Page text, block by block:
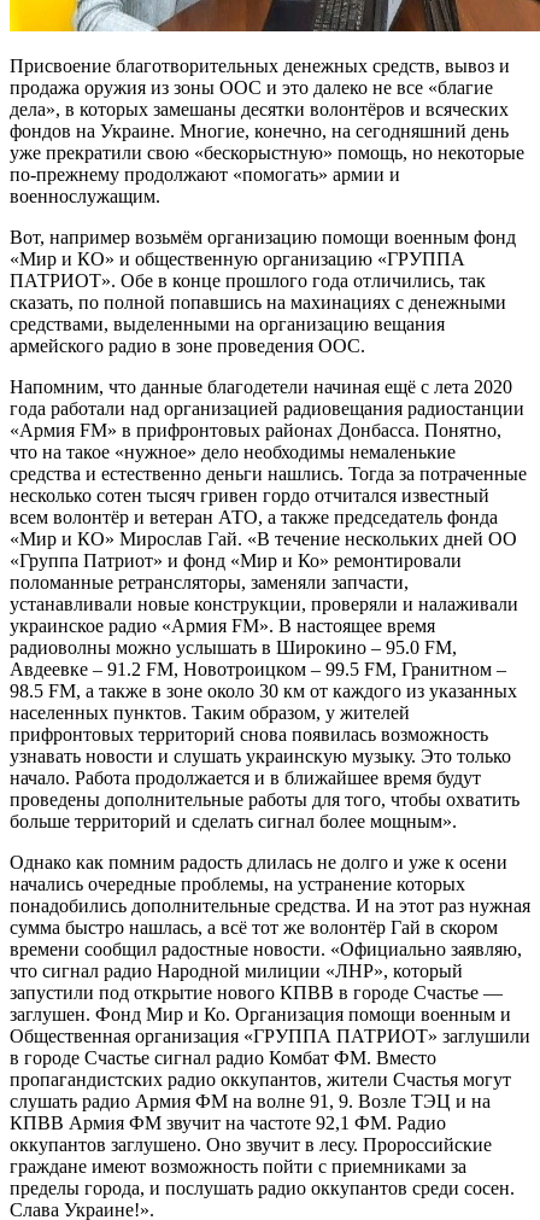
Присвоение благотворительных денежных средств, вывоз и
продажа оружия из зоны ООС и это далеко не все «благие
дела», в которых замешаны десятки волонтёров и всяческих
фондов на Украине. Многие, конечно, на сегодняшний день
уже прекратили свою «бескорыстную» помощь, но некоторые
по-прежнему продолжают «помогать» армии и
военнослужащим.
Вот, например возьмём организацию помощи военным фонд
«Мир и КО» и общественную организацию «ГРУППА
ПАТРИОТ». Обе в конце прошлого года отличились, так
сказать, по полной попавшись на махинациях с денежными
средствами, выделенными на организацию вещания
армейского радио в зоне проведения ООС.
Напомним, что данные благодетели начиная ещё с лета 2020
года работали над организацией радиовещания радиостанции
«Армия FM» в прифронтовых районах Донбасса. Понятно,
что на такое «нужное» дело необходимы немаленькие
средства и естественно деньги нашлись. Тогда за потраченные
несколько сотен тысяч гривен гордо отчитался известный
всем волонтёр и ветеран АТО, а также председатель фонда
«Мир и КО» Мирослав Гай. «В течение нескольких дней ОО
«Группа Патриот» и фонд «Мир и Ко» ремонтировали
поломанные ретрансляторы, заменяли запчасти,
устанавливали новые конструкции, проверяли и налаживали
украинское радио «Армия FM». В настоящее время
радиоволны можно услышать в Широкино – 95.0 FM,
Авдеевке – 91.2 FM, Новотроицком – 99.5 FM, Гранитном –
98.5 FM, а также в зоне около 30 км от каждого из указанных
населенных пунктов. Таким образом, у жителей
прифронтовых территорий снова появилась возможность
узнавать новости и слушать украинскую музыку. Это только
начало. Работа продолжается и в ближайшее время будут
проведены дополнительные работы для того, чтобы охватить
больше территорий и сделать сигнал более мощным».
Однако как помним радость длилась не долго и уже к осени
начались очередные проблемы, на устранение которых
понадобились дополнительные средства. И на этот раз нужная
сумма быстро нашлась, а всё тот же волонтёр Гай в скором
времени сообщил радостные новости. «Официально заявляю,
что сигнал радио Народной милиции «ЛНР», который
запустили под открытие нового КПВВ в городе Счастье —
заглушен. Фонд Мир и Ко. Организация помощи военным и
Общественная организация «ГРУППА ПАТРИОТ» заглушили
в городе Счастье сигнал радио Комбат ФМ. Вместо
пропагандистских радио оккупантов, жители Счастья могут
слушать радио Армия ФМ на волне 91, 9. Возле ТЭЦ и на
КПВВ Армия ФМ звучит на частоте 92,1 ФМ. Радио
оккупантов заглушено. Оно звучит в лесу. Пророссийские
граждане имеют возможность пойти с приемниками за
пределы города, и послушать радио оккупантов среди сосен.
Слава Украине!».